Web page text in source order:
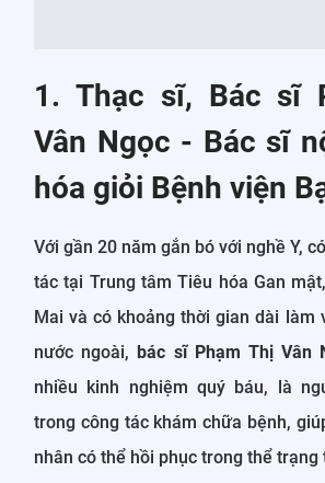
1. Thạc sĩ, Bác sĩ
Vân Ngọc - Bác sĩ
hóa giỏi Bệnh viện
Với gần 20 năm gắn bó với nghề Y,
tác tại Trung tâm Tiêu hóa Gan
Mai và có khoảng thời gian dài làm
nước ngoài,bác sĩ Phạm Thị Vân
nhiều kinh nghiệm quý báu, là
trong công tác khám chữa bệnh,
nhân có thể hồi phục trong thể trạng